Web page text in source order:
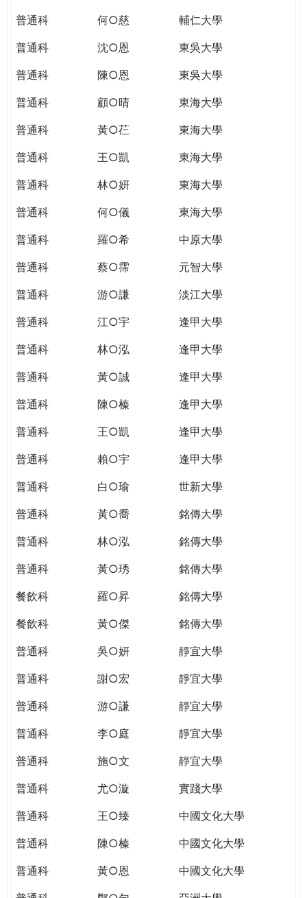
普通科
何○慈
輔仁大學
普通科
沈○恩
東吳大學
普通科
陳○恩
東吳大學
普通科
顧○晴
東海大學
普通科
黃○芢
東海大學
普通科
王○凱
東海大學
普通科
林○妍
東海大學
普通科
何○儀
東海大學
普通科
羅○希
中原大學
普通科
蔡○霈
元智大學
普通科
游○謙
淡江大學
普通科
江○宇
逢甲大學
普通科
林○泓
逢甲大學
普通科
黃○誠
逢甲大學
普通科
陳○榛
逢甲大學
普通科
王○凱
逢甲大學
普通科
賴○宇
逢甲大學
普通科
白○瑜
世新大學
普通科
黃○喬
銘傳大學
普通科
林○泓
銘傳大學
普通科
黃○琇
銘傳大學
餐飲科
羅○昇
銘傳大學
餐飲科
黃○傑
銘傳大學
普通科
吳○妍
靜宜大學
普通科
謝○宏
靜宜大學
普通科
游○謙
靜宜大學
普通科
李○庭
靜宜大學
普通科
施○文
靜宜大學
普通科
尤○漩
實踐大學
普通科
王○臻
中國文化大學
普通科
陳○榛
中國文化大學
普通科
黃○恩
中國文化大學